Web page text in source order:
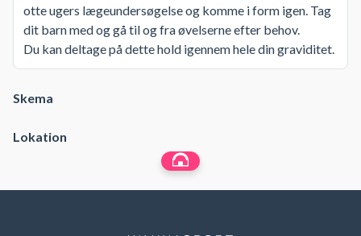
otte ugers lægeundersøgelse og komme i form igen. Tag
dit barn med og gå til og fra øvelserne efter behov.
Du kan deltage på dette hold igennem hele din graviditet.
Skema
Lokation